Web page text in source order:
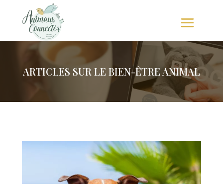
ARTICLES SUR LE BIEN-ÊTRE ANIMAL